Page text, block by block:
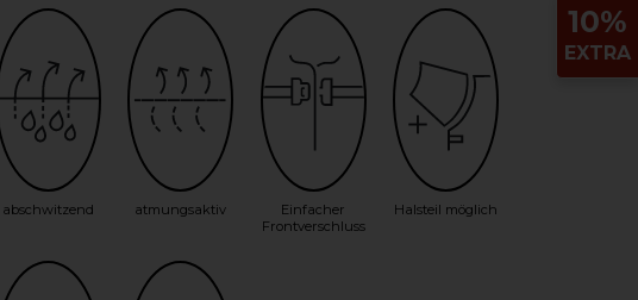
abschwitzend atmungsaktiv
Einfacher
Frontverschluss
Halsteil möglich
10%
EXTRA